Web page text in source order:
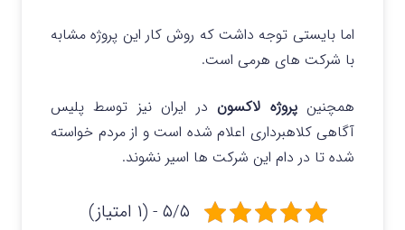
اما بایستی توجه داشت که روش کار این پروژه مشابه
با شرکت های هرمی است.
همچنینپروژه لاکسوندر ایران نیز توسط پلیس
آگاهی کلاهبرداری اعلام شده است و از مردم خواسته
شده تا در دام این شرکت ها اسیر نشوند.
۵/۵ - (۱ امتیاز)